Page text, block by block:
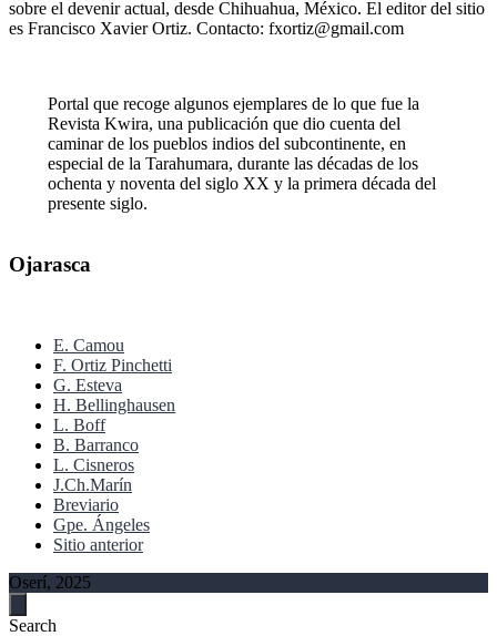
sobre el devenir actual, desde Chihuahua, México. El editor del sitio
es Francisco Xavier Ortiz. Contacto: fxortiz@gmail.com
Portal que recoge algunos ejemplares de lo que fue la
Revista Kwira, una publicación que dio cuenta del
caminar de los pueblos indios del subcontinente, en
especial de la Tarahumara, durante las décadas de los
ochenta y noventa del siglo XX y la primera década del
presente siglo.
Ojarasca
E. Camou
F. Ortiz Pinchetti
G. Esteva
H. Bellinghausen
L. Boff
B. Barranco
L. Cisneros
J.Ch.Marín
Breviario
Gpe. Ángeles
Sitio anterior
Oserí, 2025
Search